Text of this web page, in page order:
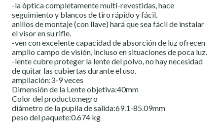
-la óptica completamente multi-revestidas, hace
seguimiento y blancos de tiro rápido y fácil.
anillos de montaje (con llave) hará que sea fácil de instalar
el visor en su rifle.
-ven con excelente capacidad de absorción de luz ofrecen
amplio campo de visión, incluso en situaciones de poca luz.
-lente cubre proteger la lente del polvo, no hay necesidad
de quitar las cubiertas durante el uso.
ampliación:3-9 veces
Dimensión de la Lente objetiva:40mm
Color del producto:negro
diámetro de la pupila de salida:69.1-85.09mm
peso del paquete:0.674 kg